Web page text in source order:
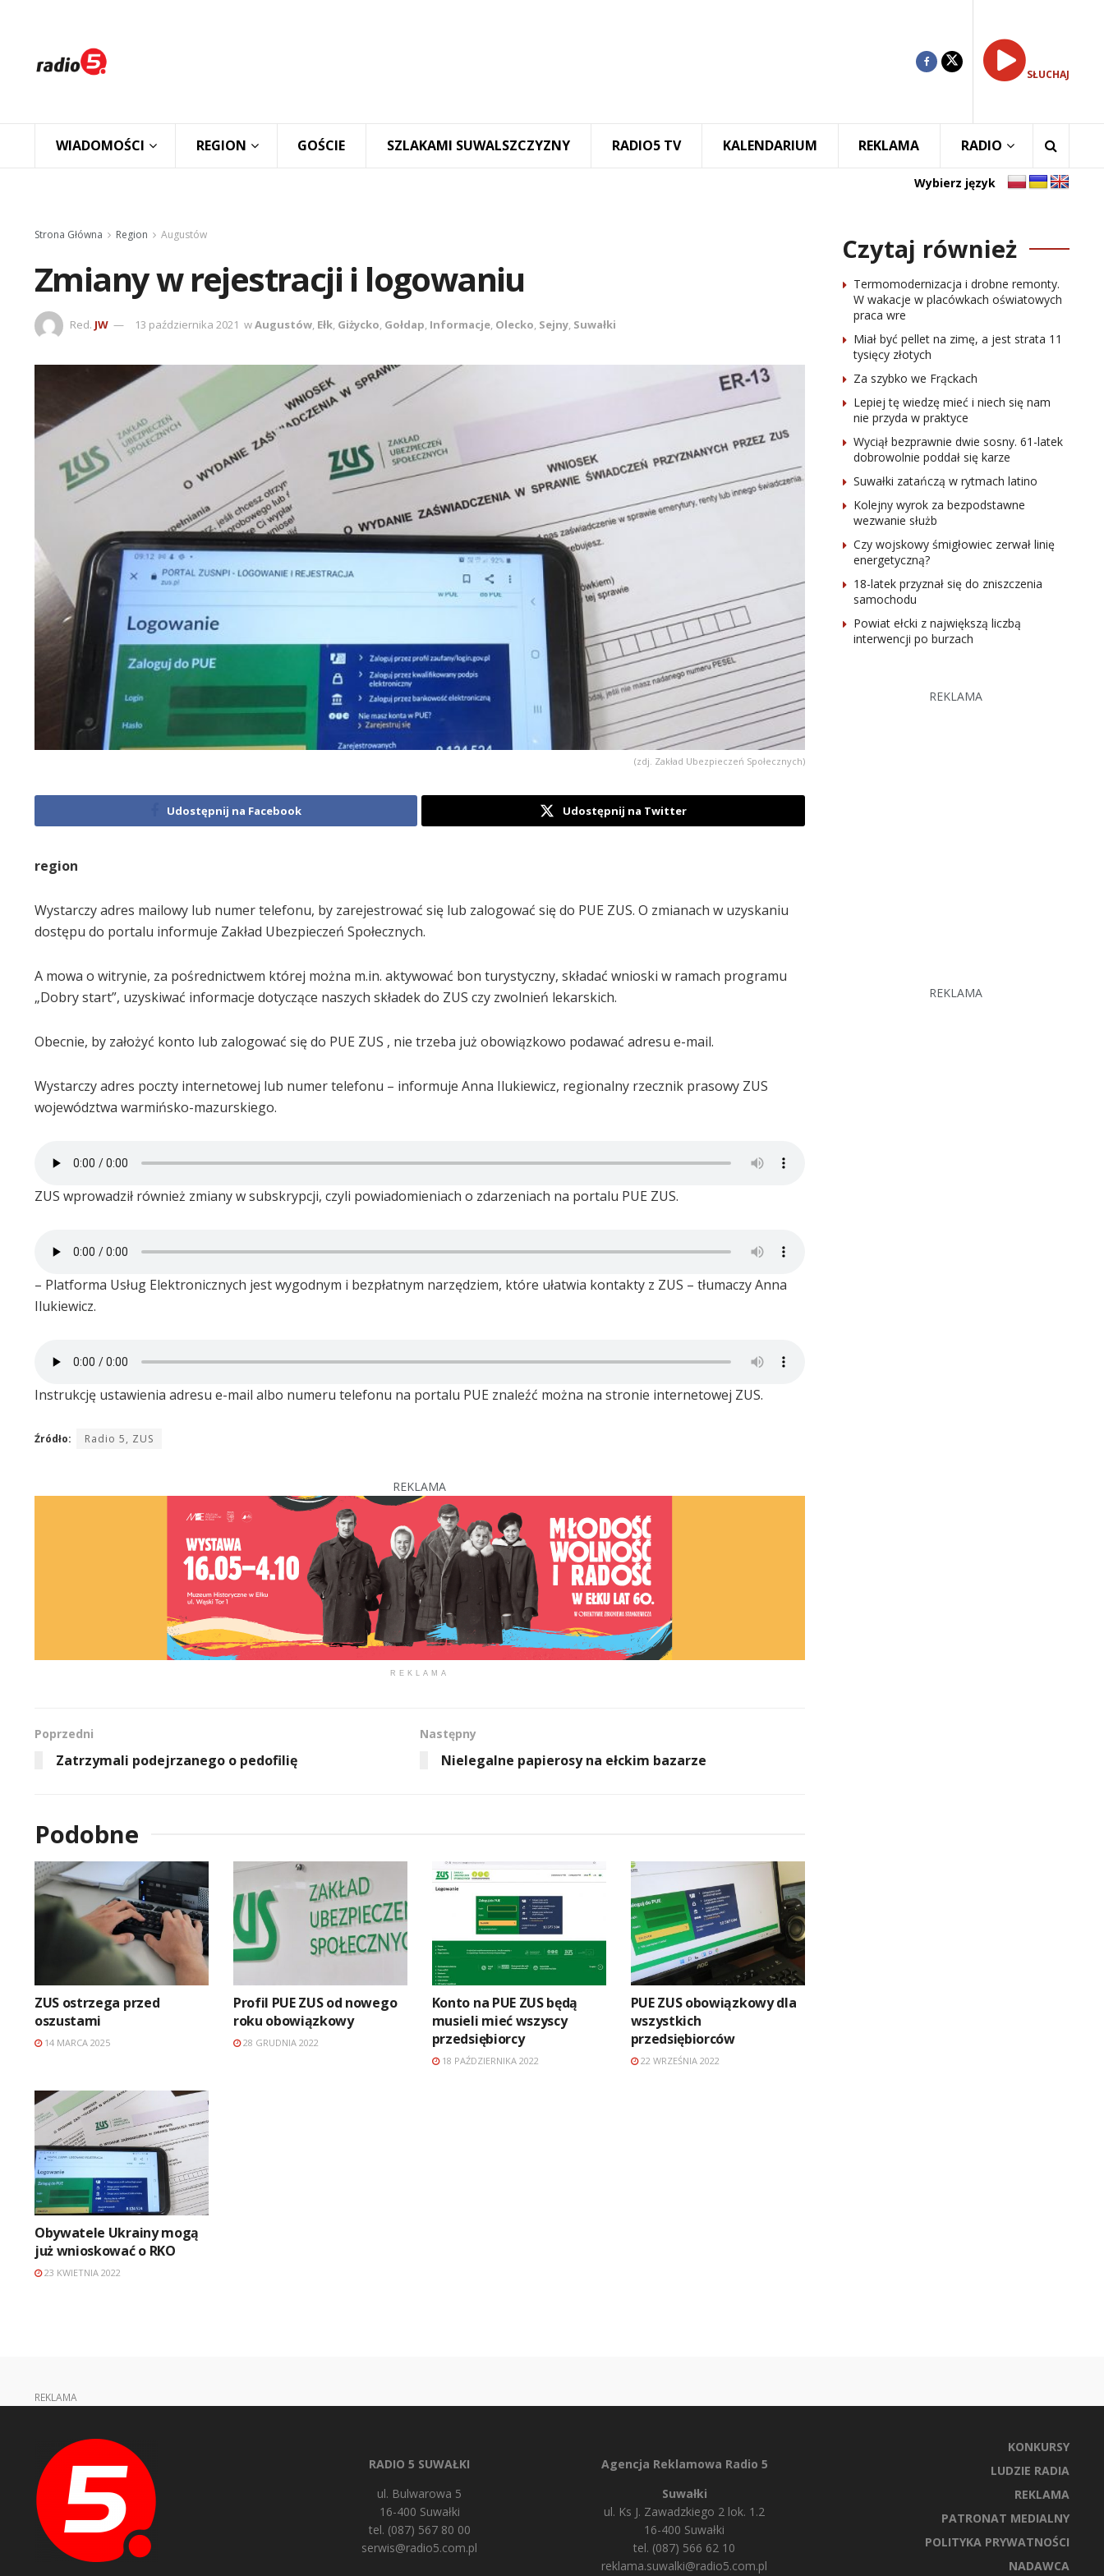
SŁUCHAJ
WIADOMOŚCI REGION GOŚCIE SZLAKAMI SUWALSZCZYZNY RADIO5 TV KALENDARIUM REKLAMA RADIO
Wybierz język
Strona Główna Region Augustów
Zmiany w rejestracji i logowaniu
Red. JW 13 października 2021 wAugustów, Ełk, Giżycko, Gołdap, Informacje, Olecko, Sejny, Suwałki
(zdj. Zakład Ubezpieczeń Społecznych)
Udostępnij na Facebook Udostępnij na Twitter
region
Wystarczy adres mailowy lub numer telefonu, by zarejestrować się lub zalogować się do PUE ZUS. O zmianach w uzyskaniu
dostępu do portalu informuje Zakład Ubezpieczeń Społecznych.
A mowa o witrynie, za pośrednictwem której można m.in. aktywować bon turystyczny, składać wnioski w ramach programu
„Dobry start”, uzyskiwać informacje dotyczące naszych składek do ZUS czy zwolnień lekarskich.
Obecnie, by założyć konto lub zalogować się do PUE ZUS , nie trzeba już obowiązkowo podawać adresu e-mail.
Wystarczy adres poczty internetowej lub numer telefonu – informuje Anna Ilukiewicz, regionalny rzecznik prasowy ZUS
województwa warmińsko-mazurskiego.
ZUS wprowadził również zmiany w subskrypcji, czyli powiadomieniach o zdarzeniach na portalu PUE ZUS.
– Platforma Usług Elektronicznych jest wygodnym i bezpłatnym narzędziem, które ułatwia kontakty z ZUS – tłumaczy Anna
Ilukiewicz.
Instrukcję ustawienia adresu e-mail albo numeru telefonu na portalu PUE znaleźć można na stronie internetowej ZUS.
Źródło: Radio 5, ZUS
REKLAMA
REKLAMA
Poprzedni
Zatrzymali podejrzanego o pedofilię
Następny
Nielegalne papierosy na ełckim bazarze
Podobne
ZUS ostrzega przed
oszustami
14 MARCA 2025
Profil PUE ZUS od nowego
roku obowiązkowy
28 GRUDNIA 2022
Konto na PUE ZUS będą
musieli mieć wszyscy
przedsiębiorcy
18 PAŹDZIERNIKA 2022
PUE ZUS obowiązkowy dla
wszystkich
przedsiębiorców
22 WRZEŚNIA 2022
Obywatele Ukrainy mogą
już wnioskować o RKO
23 KWIETNIA 2022
Czytaj również
Termomodernizacja i drobne remonty.
W wakacje w placówkach oświatowych
praca wre
Miał być pellet na zimę, a jest strata 11
tysięcy złotych
Za szybko we Frąckach
Lepiej tę wiedzę mieć i niech się nam
nie przyda w praktyce
Wyciął bezprawnie dwie sosny. 61-latek
dobrowolnie poddał się karze
Suwałki zatańczą w rytmach latino
Kolejny wyrok za bezpodstawne
wezwanie służb
Czy wojskowy śmigłowiec zerwał linię
energetyczną?
18-latek przyznał się do zniszczenia
samochodu
Powiat ełcki z największą liczbą
interwencji po burzach
REKLAMA
REKLAMA
REKLAMA
RADIO 5 SUWAŁKI
ul. Bulwarowa 5
16-400 Suwałki
tel. (087) 567 80 00
serwis@radio5.com.pl
Agencja Reklamowa Radio 5
Suwałki
ul. Ks J. Zawadzkiego 2 lok. 1.2
16-400 Suwałki
tel. (087) 566 62 10
reklama.suwalki@radio5.com.pl
KONKURSY
LUDZIE RADIA
REKLAMA
PATRONAT MEDIALNY
POLITYKA PRYWATNOŚCI
NADAWCA